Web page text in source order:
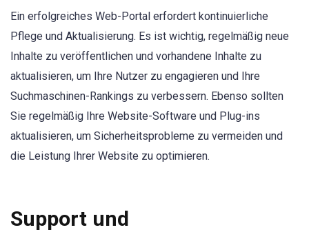
Ein erfolgreiches Web-Portal erfordert kontinuierliche
Pflege und Aktualisierung. Es ist wichtig, regelmäßig neue
Inhalte zu veröffentlichen und vorhandene Inhalte zu
aktualisieren, um Ihre Nutzer zu engagieren und Ihre
Suchmaschinen-Rankings zu verbessern. Ebenso sollten
Sie regelmäßig Ihre Website-Software und Plug-ins
aktualisieren, um Sicherheitsprobleme zu vermeiden und
die Leistung Ihrer Website zu optimieren.
Support und